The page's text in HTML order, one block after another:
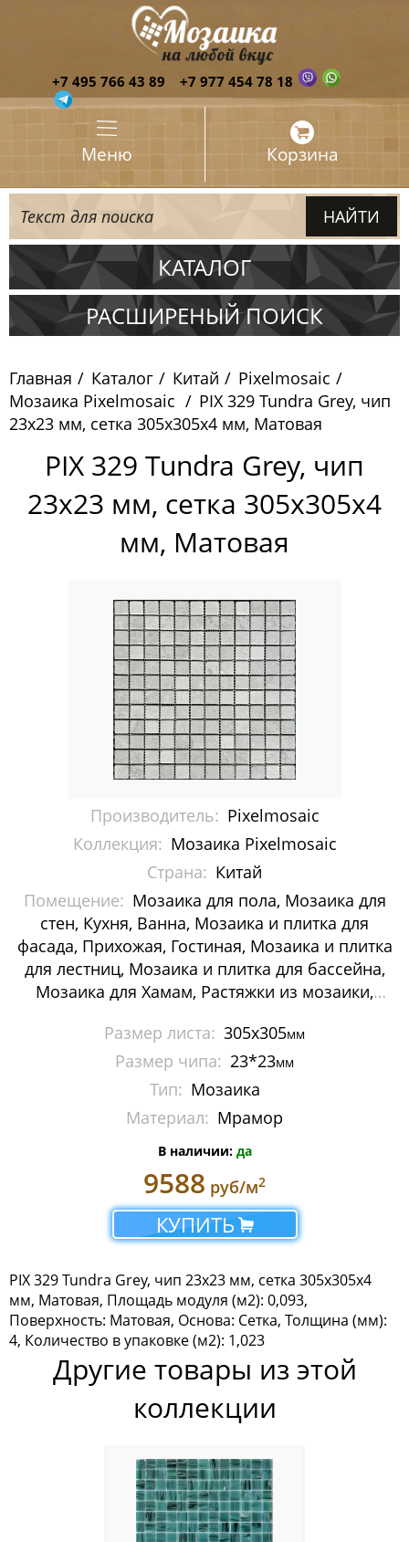
+7 495 766 43 89 +7 977 454 78 18
Меню Корзина
КАТАЛОГ
Испания
Китай
Pixelmosaic
Мозаика Pixelmosaic
Зеркала NS Bath
Керамогранит NSceramic
Керамогранит Staro
Мозаика ArtMoment
Мозаика Bars Crystal Mosaic
Мозаика Bonaparte
Мозаика Caramelle Mosaic
Мозаика Decor-mosaic
Мозаика Imagine Mosaic
Мозаика Irida
Мозаика Keramograd
Мозаика Mir Mosaic
Мозаика NSmosaic
Мозаика Orro Mosaic
Мозаика Rose Mosaic
Мозаика Sekitei
Мозаика Starmosaic
Мозаика Опера Декора
Россия
РАСШИРЕНЫЙ ПОИСК
Главная Каталог Китай
Pixelmosaic
Мозаика Pixelmosaic
PIX 329 Tundra Grey, чип
23х23 мм, сетка 305х305х4 мм, Матовая
PIX 329 Tundra Grey, чип
23х23 мм, сетка 305х305х4
мм, Матовая
Производитель: Pixelmosaic
Коллекция: Мозаика Pixelmosaic
Страна: Китай
Помещение: Мозаика для пола, Мозаика для
стен, Кухня, Ванна, Мозаика и плитка для
фасада, Прихожая, Гостиная, Мозаика и плитка
для лестниц, Мозаика и плитка для бассейна,
Мозаика для Хамам, Растяжки из мозаики,
Размер листа: 305x305мм
Размер чипа: 23*23мм
Тип: Мозаика
Материал: Мрамор
В наличии: да
9588 руб/м2
КУПИТЬ
PIX 329 Tundra Grey, чип 23х23 мм, сетка 305х305х4
мм, Матовая, Площадь модуля (м2): 0,093,
Поверхность: Матовая, Основа: Сетка, Толщина (мм):
4, Количество в упаковке (м2): 1,023
Другие товары из этой
коллекции